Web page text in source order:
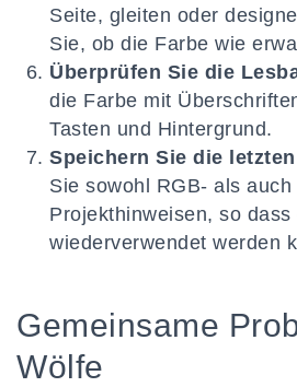
Seite, gleiten oder
Sie, ob die Farbe wie
Überprüfen Sie die
die Farbe mit
Tasten und Hintergrund.
Speichern Sie die
Sie sowohl RGB- als
Projekthinweisen, so
wiederverwendet werden
Gemeinsame
Wölfe